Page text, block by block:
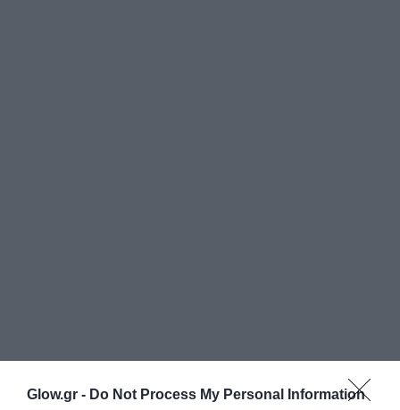
Glow.gr - Do Not Process My Personal Information